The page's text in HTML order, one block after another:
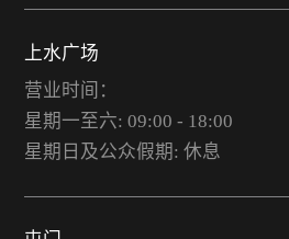
上水广场
营业时间：
星期一至六: 09:00 - 18:00
星期日及公众假期: 休息